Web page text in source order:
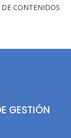
CONTENIDOS
GESTIÓN